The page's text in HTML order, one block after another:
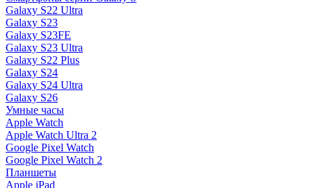
Galaxy S22 Ultra
Galaxy S23
Galaxy S23FE
Galaxy S23 Ultra
Galaxy S22 Plus
Galaxy S24
Galaxy S24 Ultra
Galaxy S26
Умные часы
Apple Watch
Apple Watch Ultra 2
Google Pixel Watch
Google Pixel Watch 2
Планшеты
Apple iPad